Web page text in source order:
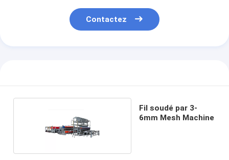
Contactez
Fil soudé par 3-
6mm Mesh Machine